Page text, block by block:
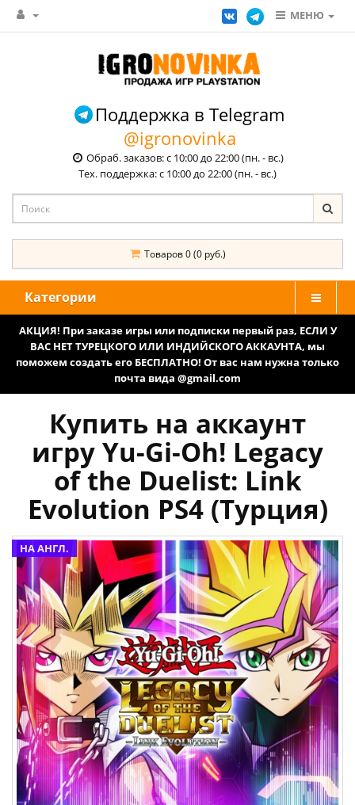
МЕНЮ
Поддержка в Telegram
@igronovinka
Обраб. заказов: с 10:00 до 22:00 (пн. - вс.)
Тех. поддержка: с 10:00 до 22:00 (пн. - вс.)
Товаров 0 (0 руб.)
Категории
АКЦИЯ! При заказе игры или подписки первый раз, ЕСЛИ У
ВАС НЕТ ТУРЕЦКОГО ИЛИ ИНДИЙСКОГО АККАУНТА, мы
поможем создать его БЕСПЛАТНО! От вас нам нужна только
почта вида @gmail.com
Купить на аккаунт
игру Yu-Gi-Oh! Legacy
of the Duelist: Link
Evolution PS4 (Турция)
НА АНГЛ.